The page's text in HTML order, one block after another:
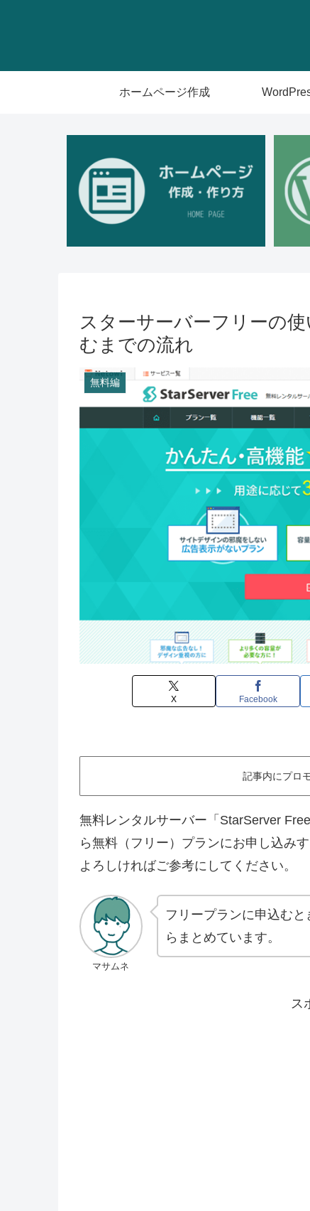
ホームページ作成
スターサーバーフリーの
むまでの流れ
無料編
X Facebook
記事内にプロ
無料レンタルサーバー「StarServer
ら無料（フリー）プランにお申し込み
よろしければご参考にしてください。
マサムネ
フリープランに申込む
らまとめています。
ス